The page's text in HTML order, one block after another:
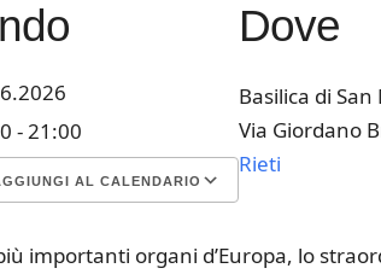
- 21:00
AL CALENDARIO
ICS
Google Calendar
Dove
Basilica di
Via Giordano
Rieti
importanti organi d’Europa, lo